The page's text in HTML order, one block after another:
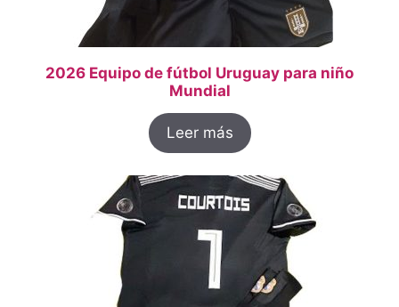
2026 Equipo de fútbol Uruguay para niño
Mundial
Leer más